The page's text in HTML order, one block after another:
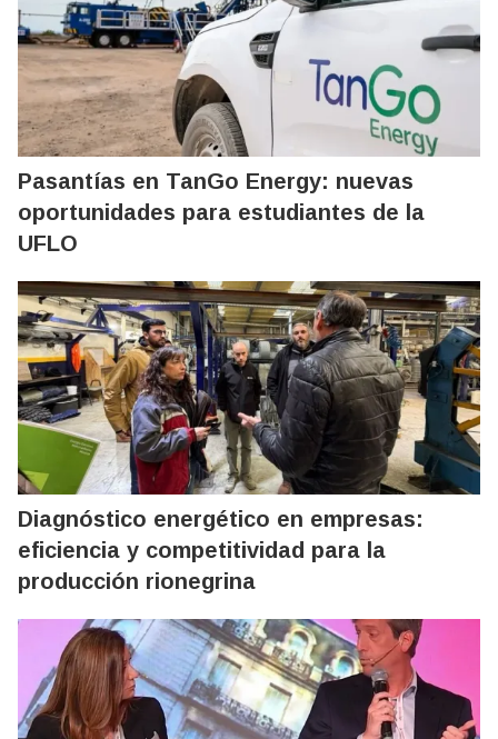
Pasantías en TanGo Energy: nuevas
oportunidades para estudiantes de la
UFLO
Diagnóstico energético en empresas:
eficiencia y competitividad para la
producción rionegrina